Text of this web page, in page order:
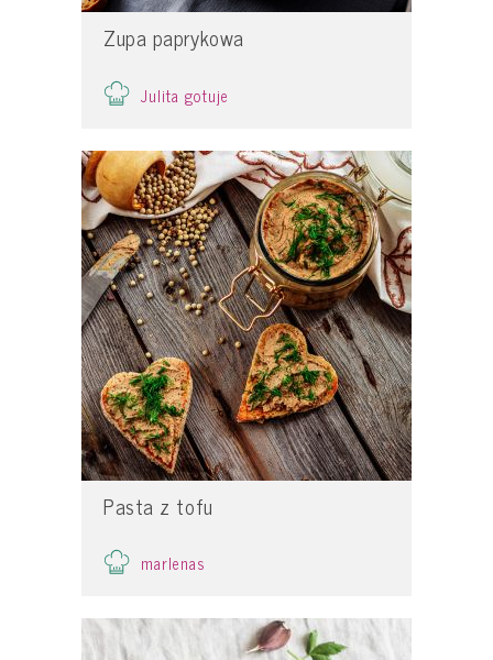
Zupa paprykowa
Julita gotuje
Pasta z tofu
marlenas